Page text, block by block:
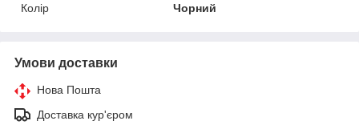
Колір
Чорний
Умови доставки
Нова Пошта
Доставка кур'єром